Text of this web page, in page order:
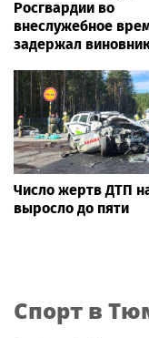
Росгвардии во
внеслужебное
задержал
Число жертв ДТП
выросло до пяти
Спорт в